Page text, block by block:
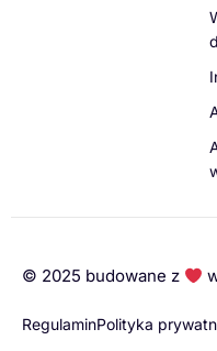
© 2025 budowane z
RegulaminPolityka